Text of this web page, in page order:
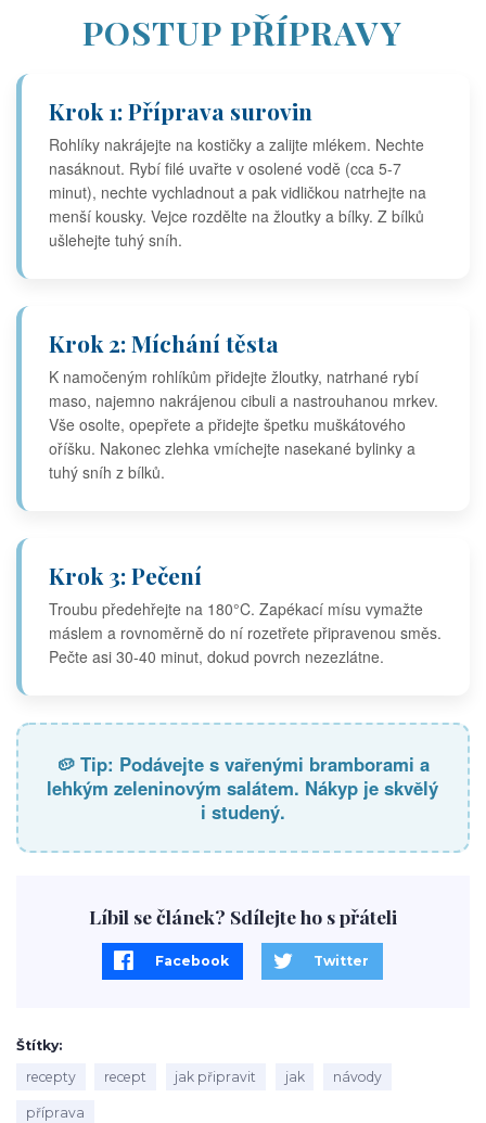
POSTUP PŘÍPRAVY
Krok 1: Příprava surovin
Rohlíky nakrájejte na kostičky a zalijte mlékem. Nechte
nasáknout. Rybí filé uvařte v osolené vodě (cca 5-7
minut), nechte vychladnout a pak vidličkou natrhejte na
menší kousky. Vejce rozdělte na žloutky a bílky. Z bílků
ušlehejte tuhý sníh.
Krok 2: Míchání těsta
K namočeným rohlíkům přidejte žloutky, natrhané rybí
maso, najemno nakrájenou cibuli a nastrouhanou mrkev.
Vše osolte, opepřete a přidejte špetku muškátového
oříšku. Nakonec zlehka vmíchejte nasekané bylinky a
tuhý sníh z bílků.
Krok 3: Pečení
Troubu předehřejte na 180°C. Zapékací mísu vymažte
máslem a rovnoměrně do ní rozetřete připravenou směs.
Pečte asi 30-40 minut, dokud povrch nezezlátne.
🥔 Tip: Podávejte s vařenými bramborami a
lehkým zeleninovým salátem. Nákyp je skvělý
i studený.
Líbil se článek? Sdílejte ho s přáteli
Facebook Twitter
Štítky
recepty
recept jak připravit jak návody
příprava